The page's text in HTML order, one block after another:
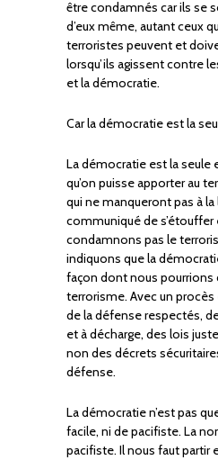
être condamnés car ils se
d’eux même, autant ceux
terroristes peuvent et
lorsqu’ils agissent contre
et la démocratie.
Car la démocratie est la
La démocratie est la seule
qu’on puisse apporter au
qui ne manqueront pas à
communiqué de
condamnons pas le
indiquons que la
façon dont nous pourrions
terrorisme. Avec un
de la défense respectés,
et à décharge, des lois
non des décrets
défense.
La démocratie n’est pas
facile, ni de pacifiste. La
pacifiste. Il nous faut partir